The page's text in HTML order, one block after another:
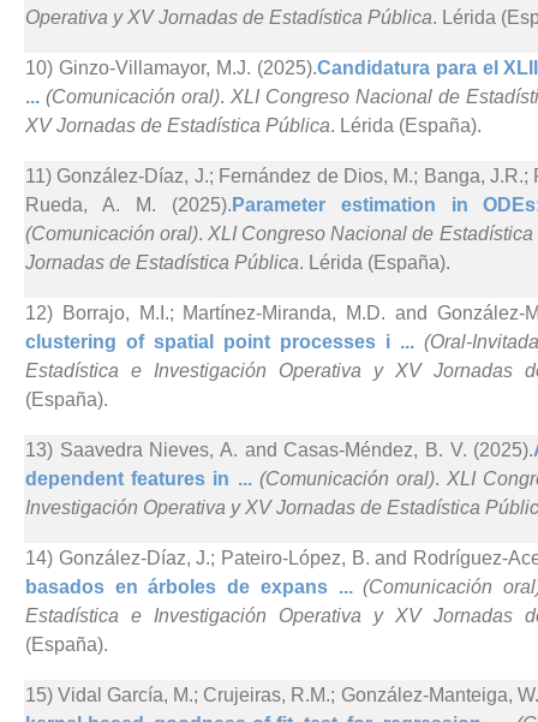
Operativa y XV Jornadas de Estadística Pública. Lérida
10) Ginzo-Villamayor, M.J. (2025).Candidatura para el
... (Comunicación oral). XLI Congreso Nacional de
XV Jornadas de Estadística Pública. Lérida (España).
11) González-Díaz, J.; Fernández de Dios, M.; Banga,
Rueda, A. M. (2025). Parameter estimation in
(Comunicación oral). XLI Congreso Nacional de
Jornadas de Estadística Pública. Lérida (España).
12) Borrajo, M.I.; Martínez-Miranda, M.D. and González-
clustering of spatial point processes i ... (Oral-
Estadística e Investigación Operativa y XV Jornadas
(España).
13) Saavedra Nieves, A. and Casas-Méndez, B. V. (2025).
dependent features in ... (Comunicación oral). XLI
Investigación Operativa y XV Jornadas de Estadística
14) González-Díaz, J.; Pateiro-López, B. and Rodríguez-
basados en árboles de expans ...(Comunicación
Estadística e Investigación Operativa y XV Jornadas
(España).
15) Vidal García, M.; Crujeiras, R.M.; González-Manteiga,